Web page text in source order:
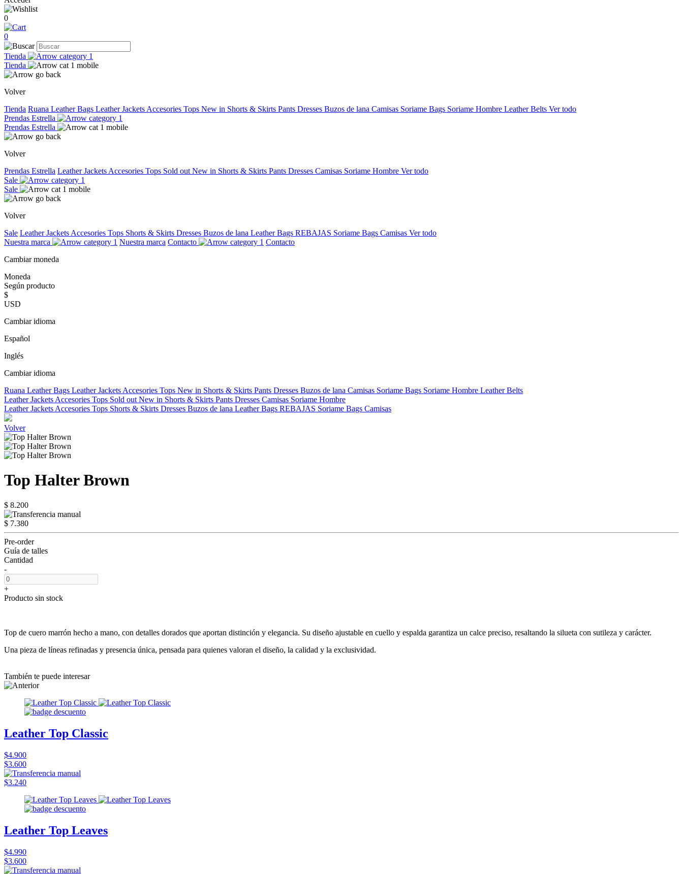
0
0
Tienda
Tienda
Volver
Tienda Ruana Leather Bags Leather Jackets Accesories Tops New in Shorts & Skirts Pants Dresses Buzos de lana Camisas Soriame Bags Soriame Hombre Leather Belts Ver todo
Prendas Estrella
Prendas Estrella
Volver
Prendas Estrella Leather Jackets Accesories Tops Sold out New in Shorts & Skirts Pants Dresses Camisas Soriame Hombre Ver todo
Sale
Sale
Volver
Sale Leather Jackets Accesories Tops Shorts & Skirts Dresses Buzos de lana Leather Bags REBAJAS Soriame Bags Camisas Ver todo
Nuestra marca
Nuestra marca Contacto
Contacto
Cambiar moneda
Moneda
Según producto
$
USD
Cambiar idioma
Español
Inglés
Cambiar idioma
Ruana Leather Bags Leather Jackets Accesories Tops New in Shorts & Skirts Pants Dresses Buzos de lana Camisas Soriame Bags Soriame Hombre Leather Belts
Leather Jackets Accesories Tops Sold out New in Shorts & Skirts Pants Dresses Camisas Soriame Hombre
Leather Jackets Accesories Tops Shorts & Skirts Dresses Buzos de lana Leather Bags REBAJAS Soriame Bags Camisas
Volver
Top Halter Brown
$ 8.200
$ 7.380
Pre-order
Guía de talles
Cantidad
-
+
Producto sin stock
Top de cuero marrón hecho a mano, con detalles dorados que aportan distinción y elegancia. Su diseño ajustable en cuello y espalda garantiza un calce preciso, resaltando la silueta con sutileza y carácter.
Una pieza de líneas refinadas y presencia única, pensada para quienes valoran el diseño, la calidad y la exclusividad.
También te puede interesar
Leather Top Classic
$4.900
$3.600
$3.240
Leather Top Leaves
$4.990
$3.600